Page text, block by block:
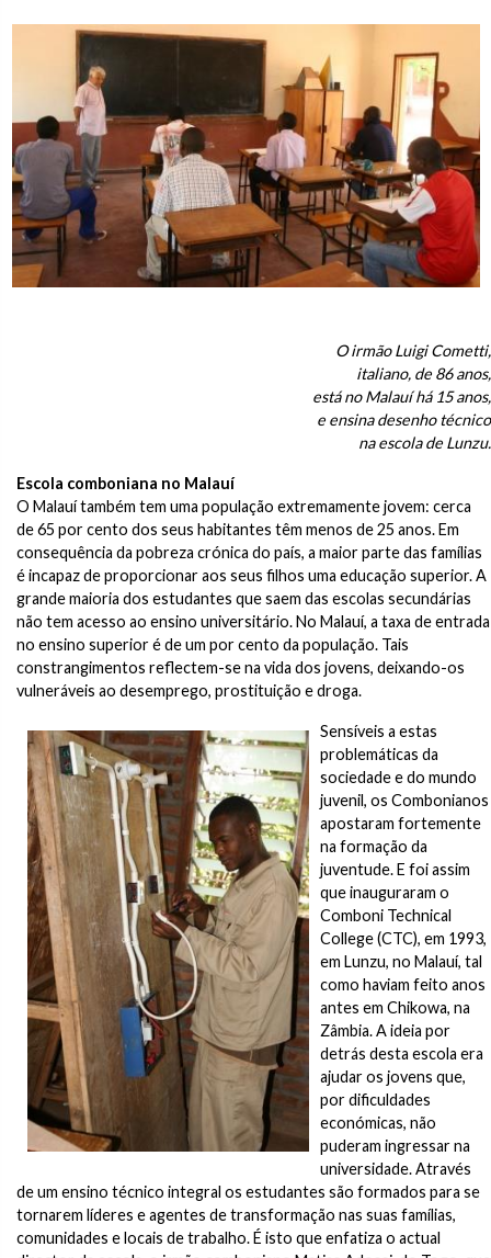
O irmão Luigi Cometti,
italiano, de 86 anos,
está no Malauí há 15 anos,
e ensina desenho técnico
na escola de Lunzu.
Escola comboniana no Malauí
O Malauí também tem uma população extremamente jovem: cerca
de 65 por cento dos seus habitantes têm menos de 25 anos. Em
consequência da pobreza crónica do país, a maior parte das famílias
é incapaz de proporcionar aos seus filhos uma educação superior. A
grande maioria dos estudantes que saem das escolas secundárias
não tem acesso ao ensino universitário. No Malauí, a taxa de entrada
no ensino superior é de um por cento da população. Tais
constrangimentos reflectem-se na vida dos jovens, deixando-os
vulneráveis ao desemprego, prostituição e droga.
Sensíveis a estas
problemáticas da
sociedade e do mundo
juvenil, os Combonianos
apostaram fortemente
na formação da
juventude. E foi assim
que inauguraram o
Comboni Technical
College (CTC), em 1993,
em Lunzu, no Malauí, tal
como haviam feito anos
antes em Chikowa, na
Zâmbia. A ideia por
detrás desta escola era
ajudar os jovens que,
por dificuldades
económicas, não
puderam ingressar na
universidade. Através
de um ensino técnico integral os estudantes são formados para se
tornarem líderes e agentes de transformação nas suas famílias,
comunidades e locais de trabalho. É isto que enfatiza o actual